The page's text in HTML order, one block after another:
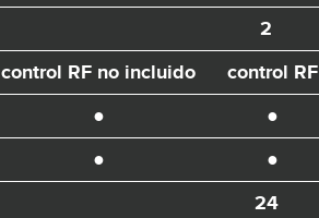
2
control RF no incluido control RF
● ●
● ●
24